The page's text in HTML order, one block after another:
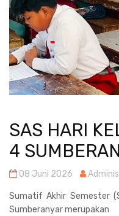
SAS HARI
4
08 Juni 2026
Sumatif Akhir Semester
Sumberanyar merupakan